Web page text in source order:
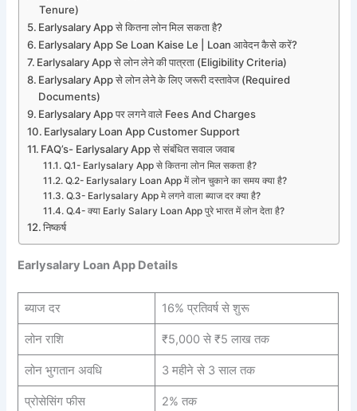
Tenure)
Earlysalary App से कितना लोन मिल सकता है?
Earlysalary App Se Loan Kaise Le | Loan आवेदन कैसे करें?
Earlysalary App से लोन लेने की पात्रता (Eligibility Criteria)
Earlysalary App से लोन लेने के लिए जरूरी दस्तावेज (Required
Documents)
Earlysalary App पर लगने वाले Fees And Charges
Earlysalary Loan App Customer Support
FAQ’s- Earlysalary App से संबंधित सवाल जवाब
Q.1- Earlysalary App से कितना लोन मिल सकता है?
Q.2- Earlysalary Loan App में लोन चुकाने का समय क्या है?
Q.3- Earlysalary App मे लगने वाला ब्याज दर क्या है?
Q.4- क्या Early Salary Loan App पुरे भारत में लोन देता है?
निष्कर्ष
Earlysalary Loan App Details
ब्याज दर 16% प्रतिवर्ष से शुरू
लोन राशि ₹5,000 से ₹5 लाख तक
लोन भुगतान अवधि 3 महीने से 3 साल तक
प्रोसेसिंग फीस 2% तक